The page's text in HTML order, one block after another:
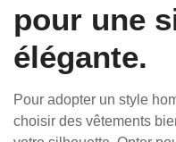
pour une
élégante.
Pour adopter un style
choisir des vêtements